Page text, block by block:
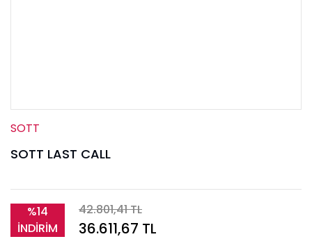
SOTT
SOTT LAST CALL
%14
İNDİRİM
42.801,41 TL
36.611,67 TL